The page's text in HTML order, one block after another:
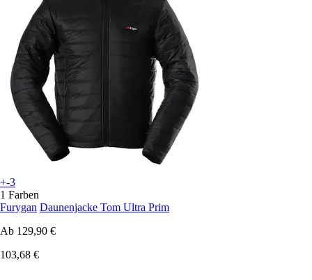
+-3
1 Farben
Furygan Daunenjacke Tom Ultra Prim
Ab 129,90 €
103,68 €